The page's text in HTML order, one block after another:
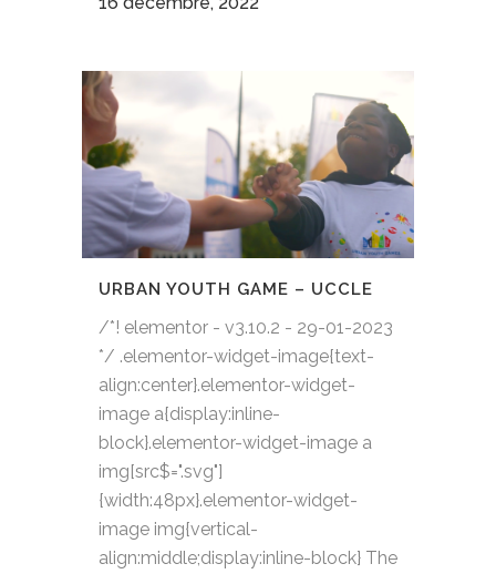
URBAN YOUTH GAME – UCCLE
/*! elementor - v3.10.2 - 29-01-2023
*/ .elementor-widget-image{text-
align:center}.elementor-widget-
image a{display:inline-
block}.elementor-widget-image a
img[src$=".svg"]
{width:48px}.elementor-widget-
image img{vertical-
align:middle;display:inline-block} The